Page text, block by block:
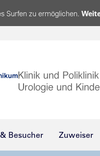
Surfen zu ermöglichen.
Besucher Zuweiser